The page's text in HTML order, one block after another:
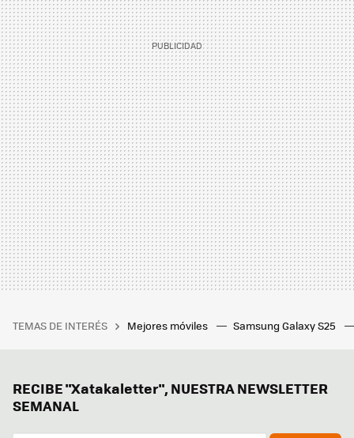
TEMAS DE INTERÉS Mejores móviles Samsung Galaxy S25
RECIBE "Xatakaletter", NUESTRA NEWSLETTER
SEMANAL